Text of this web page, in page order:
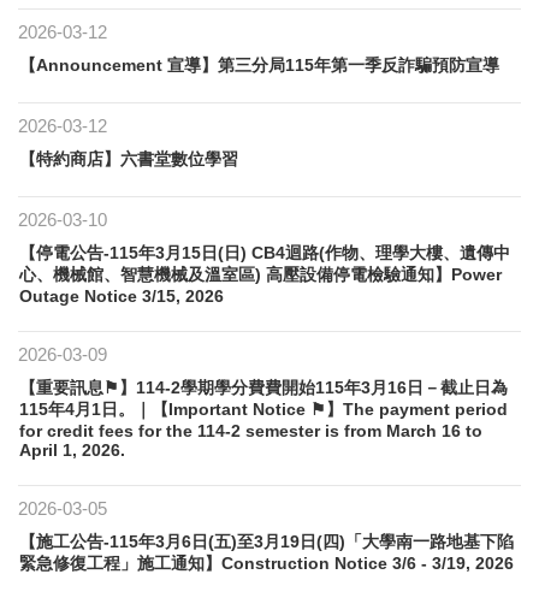
2026-03-12
【Announcement 宣導】​第三分局115年第一季反詐騙預防宣導
2026-03-12
【特約商店】六書堂數位學習
2026-03-10
【停電公告-115年3月15日(日) CB4迴路(作物、理學大樓、遺傳中
心、機械館、智慧機械及溫室區) 高壓設備停電檢驗通知】Power
Outage Notice 3/15, 2026
2026-03-09
【重要訊息⚑】114-2學期學分費費開始115年3月16日－截止日為
115年4月1日。｜【Important Notice ⚑】The payment period
for credit fees for the 114-2 semester is from March 16 to
April 1, 2026.
2026-03-05
【施工公告-115年3月6日(五)至3月19日(四)「大學南一路地基下陷
緊急修復工程」施工通知】Construction Notice 3/6 - 3/19, 2026